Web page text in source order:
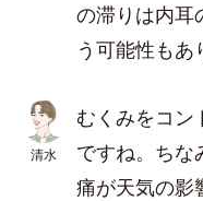
の滞りは内耳
う可能性もあ
清水
むくみをコン
ですね。ちな
痛が天気の影